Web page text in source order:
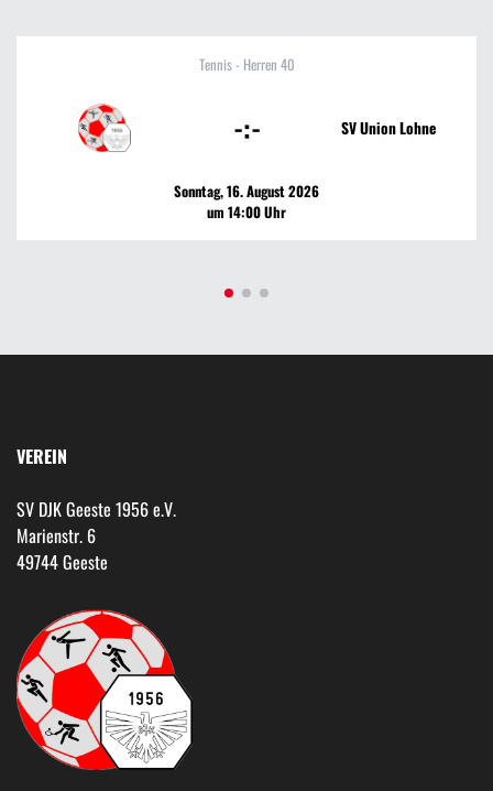
Tennis - Herren 40
-:- SV Union Lohne
Sonntag, 16. August 2026
um 14:00 Uhr
VEREIN
SV DJK Geeste 1956 e.V.
Marienstr. 6
49744 Geeste